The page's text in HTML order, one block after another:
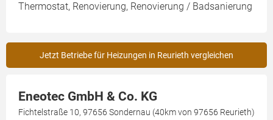
Thermostat, Renovierung, Renovierung / Badsanierung
Jetzt Betriebe für Heizungen in Reurieth vergleichen
Eneotec GmbH & Co. KG
Fichtelstraße 10, 97656 Sondernau (40km von 97656 Reurieth)